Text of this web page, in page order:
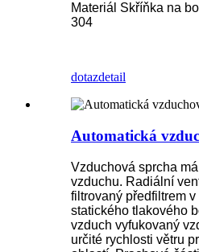
Materiál Skříňka na
304
dotazdetail
Automatická
Vzduchová sprcha
vzduchu. Radiální
filtrovaný předfiltrem
statického tlakového
vzduch vyfukovaný
určité rychlosti větru